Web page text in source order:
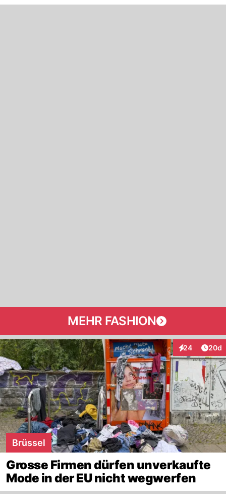
MEHR FASHION
24
Interaktionen
20d
Brüssel
Grosse Firmen dürfen unverkaufte
Mode in der EU nicht wegwerfen